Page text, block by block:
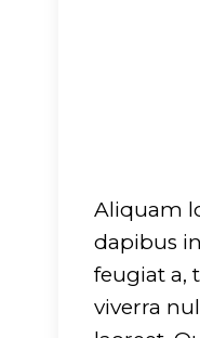
Aliquam
dapibus
feugiat a,
viverra